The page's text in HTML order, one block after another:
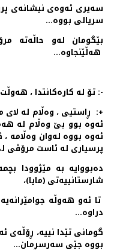
سه‌یری ئه‌وه‌ی نیشانه‌ی
سریالی بووه‌…
بێگومان له‌و حاڵه‌ته‌
هه‌ڵێنجاوه‌…
-: تۆ له‌ كاره‌كانتدا ،
+: ڕاستیی ، وه‌ڵام له‌ لای
ئه‌وه‌ بوو بێ وه‌ڵام له‌
ئه‌وه‌ بووه‌ له‌وان وه‌ڵامه‌
پرسیاری له‌ ئاست مرۆڤی
ده‌بووایه‌ به‌ مێژوودا
شارستانییه‌تی (مایا)،
تا ئه‌و هه‌وڵه‌
دراوه‌…
گومانی تێدا نییه‌، ڕۆڵه‌ی
بووه‌ جێی سه‌رسڕمان…